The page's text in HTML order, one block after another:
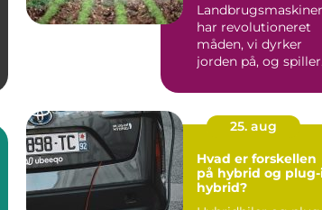
Landbrugsmaskiner
har revolutioneret
måden, vi dyrker
jorden på, og spiller
25. aug
Hvad er forskellen
på hybrid og
hybrid?